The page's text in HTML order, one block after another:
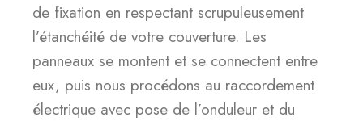
de fixation en respectant scrupuleusement
l’étanchéité de votre couverture. Les
panneaux se montent et se connectent entre
eux, puis nous procédons au raccordement
électrique avec pose de l’onduleur et du